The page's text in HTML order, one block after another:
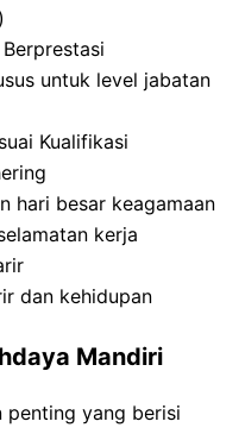
untuk level jabatan
Kualifikasi
hari besar keagamaan
kerja
dan kehidupan
Mandiri
penting yang berisi